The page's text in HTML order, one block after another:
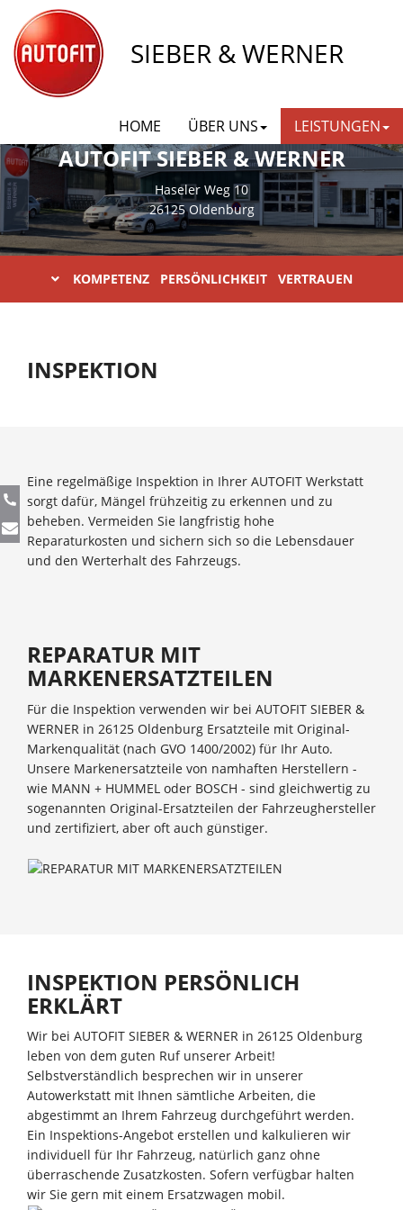
SIEBER & WERNER
HOME ÜBER UNS LEISTUNGEN
AUTOFIT SIEBER & WERNER
Haseler Weg 10
26125 Oldenburg
KOMPETENZ PERSÖNLICHKEIT VERTRAUEN
INSPEKTION
Eine regelmäßige Inspektion in Ihrer AUTOFIT Werkstatt
sorgt dafür, Mängel frühzeitig zu erkennen und zu
beheben. Vermeiden Sie langfristig hohe
Reparaturkosten und sichern sich so die Lebensdauer
und den Werterhalt des Fahrzeugs.
REPARATUR MIT
MARKENERSATZTEILEN
Für die Inspektion verwenden wir bei AUTOFIT SIEBER &
WERNER in 26125 Oldenburg Ersatzteile mit Original-
Markenqualität (nach GVO 1400/2002) für Ihr Auto.
Unsere Markenersatzteile von namhaften Herstellern -
wie MANN + HUMMEL oder BOSCH - sind gleichwertig zu
sogenannten Original-Ersatzteilen der Fahrzeughersteller
und zertifiziert, aber oft auch günstiger.
INSPEKTION PERSÖNLICH
ERKLÄRT
Wir bei AUTOFIT SIEBER & WERNER in 26125 Oldenburg
leben von dem guten Ruf unserer Arbeit!
Selbstverständlich besprechen wir in unserer
Autowerkstatt mit Ihnen sämtliche Arbeiten, die
abgestimmt an Ihrem Fahrzeug durchgeführt werden.
Ein Inspektions-Angebot erstellen und kalkulieren wir
individuell für Ihr Fahrzeug, natürlich ganz ohne
überraschende Zusatzkosten. Sofern verfügbar halten
wir Sie gern mit einem Ersatzwagen mobil.